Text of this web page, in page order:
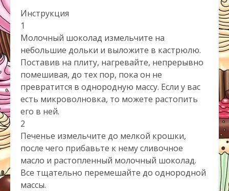
Инструкция
1
Молочный шоколад измельчите на
небольшие дольки и выложите в кастрюлю.
Поставив на плиту, нагревайте, непрерывно
помешивая, до тех пор, пока он не
превратится в однородную массу. Если у вас
есть микроволновка, то можете растопить
его в ней.
2
Печенье измельчите до мелкой крошки,
после чего прибавьте к нему сливочное
масло и растопленный молочный шоколад.
Все тщательно перемешайте до однородной
массы.